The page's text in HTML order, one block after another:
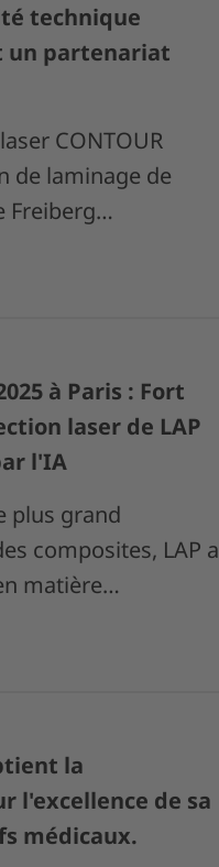
technique
un partenariat
CONTOUR
de laminage de
Freiberg…
à Paris : Fort
laser de LAP
l'IA
plus grand
composites, LAP a
matière…
la
l'excellence de sa
médicaux.